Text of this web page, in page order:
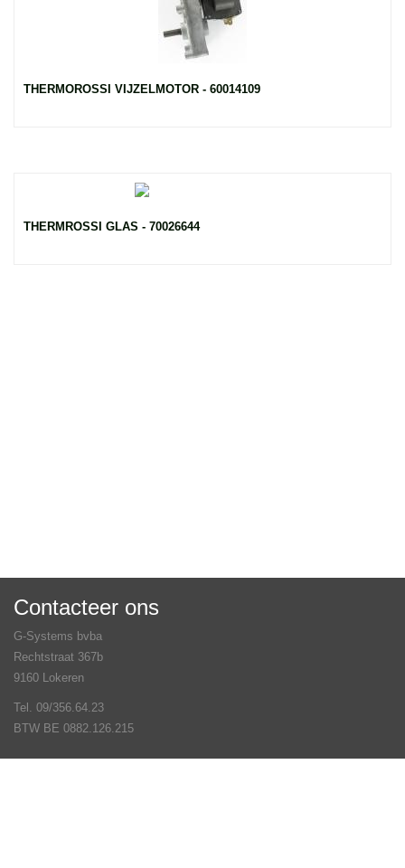
THERMOROSSI VIJZELMOTOR - 60014109
THERMROSSI GLAS - 70026644
Contacteer ons
G-Systems bvba
Rechtstraat 367b
9160 Lokeren
Tel. 09/356.64.23
BTW BE 0882.126.215